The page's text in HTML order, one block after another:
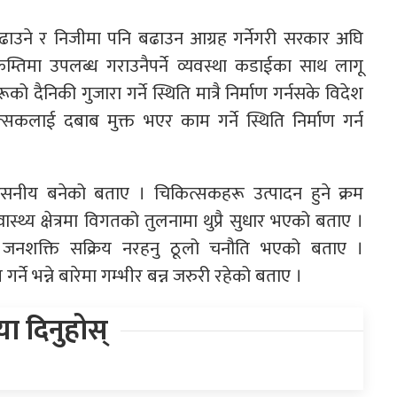
र निजीमा पनि बढाउन आग्रह गर्नेगरी सरकार अघि
उपलब्ध गराउनैपर्ने व्यवस्था कडाईका साथ लागू
दैनिकी गुजारा गर्ने स्थिति मात्रै निर्माण गर्नसके विदेश
दबाब मुक्त भएर काम गर्ने स्थिति निर्माण गर्न
बनेको बताए । चिकित्सकहरू उत्पादन हुने क्रम
क्षेत्रमा विगतको तुलनामा थुप्रै सुधार भएको बताए ।
सक्रिय नरहनु ठूलो चनौति भएको बताए ।
भन्ने बारेमा गम्भीर बन्न जरुरी रहेको बताए ।
दिनुहोस्